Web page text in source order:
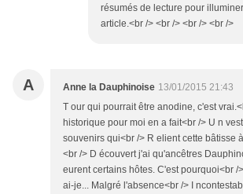
résumés de lecture pour
article.<br /> <br /> <br /> <br />
A Anne la Dauphinoise 13/01/2015 21:43
T our qui pourrait être anodine, c'est
historique pour moi en a fait<br /> U n
souvenirs qui<br /> R elient cette bâtisse
<br /> D écouvert j'ai qu'ancêtres
eurent certains hôtes. C'est pourquoi<br /
ai-je... Malgré l'absence<br /> I